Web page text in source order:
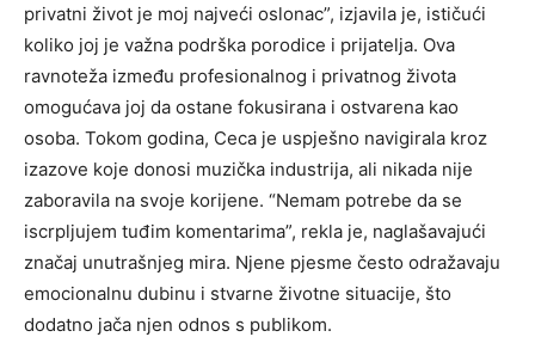
privatni život je moj najveći oslonac”, izjavila je, ističući
koliko joj je važna podrška porodice i prijatelja. Ova
ravnoteža između profesionalnog i privatnog života
omogućava joj da ostane fokusirana i ostvarena kao
osoba. Tokom godina, Ceca je uspješno navigirala kroz
izazove koje donosi muzička industrija, ali nikada nije
zaboravila na svoje korijene. “Nemam potrebe da se
iscrpljujem tuđim komentarima”, rekla je, naglašavajući
značaj unutrašnjeg mira. Njene pjesme često odražavaju
emocionalnu dubinu i stvarne životne situacije, što
dodatno jača njen odnos s publikom.